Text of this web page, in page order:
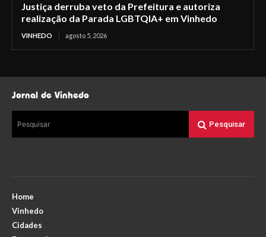
Justiça derruba veto da Prefeitura e autoriza
realização da Parada LGBTQIA+ em Vinhedo
VINHEDO agosto 5, 2026
Jornal de Vinhedo
Pesquisar Pesquisar
Home
Vinhedo
Cidades